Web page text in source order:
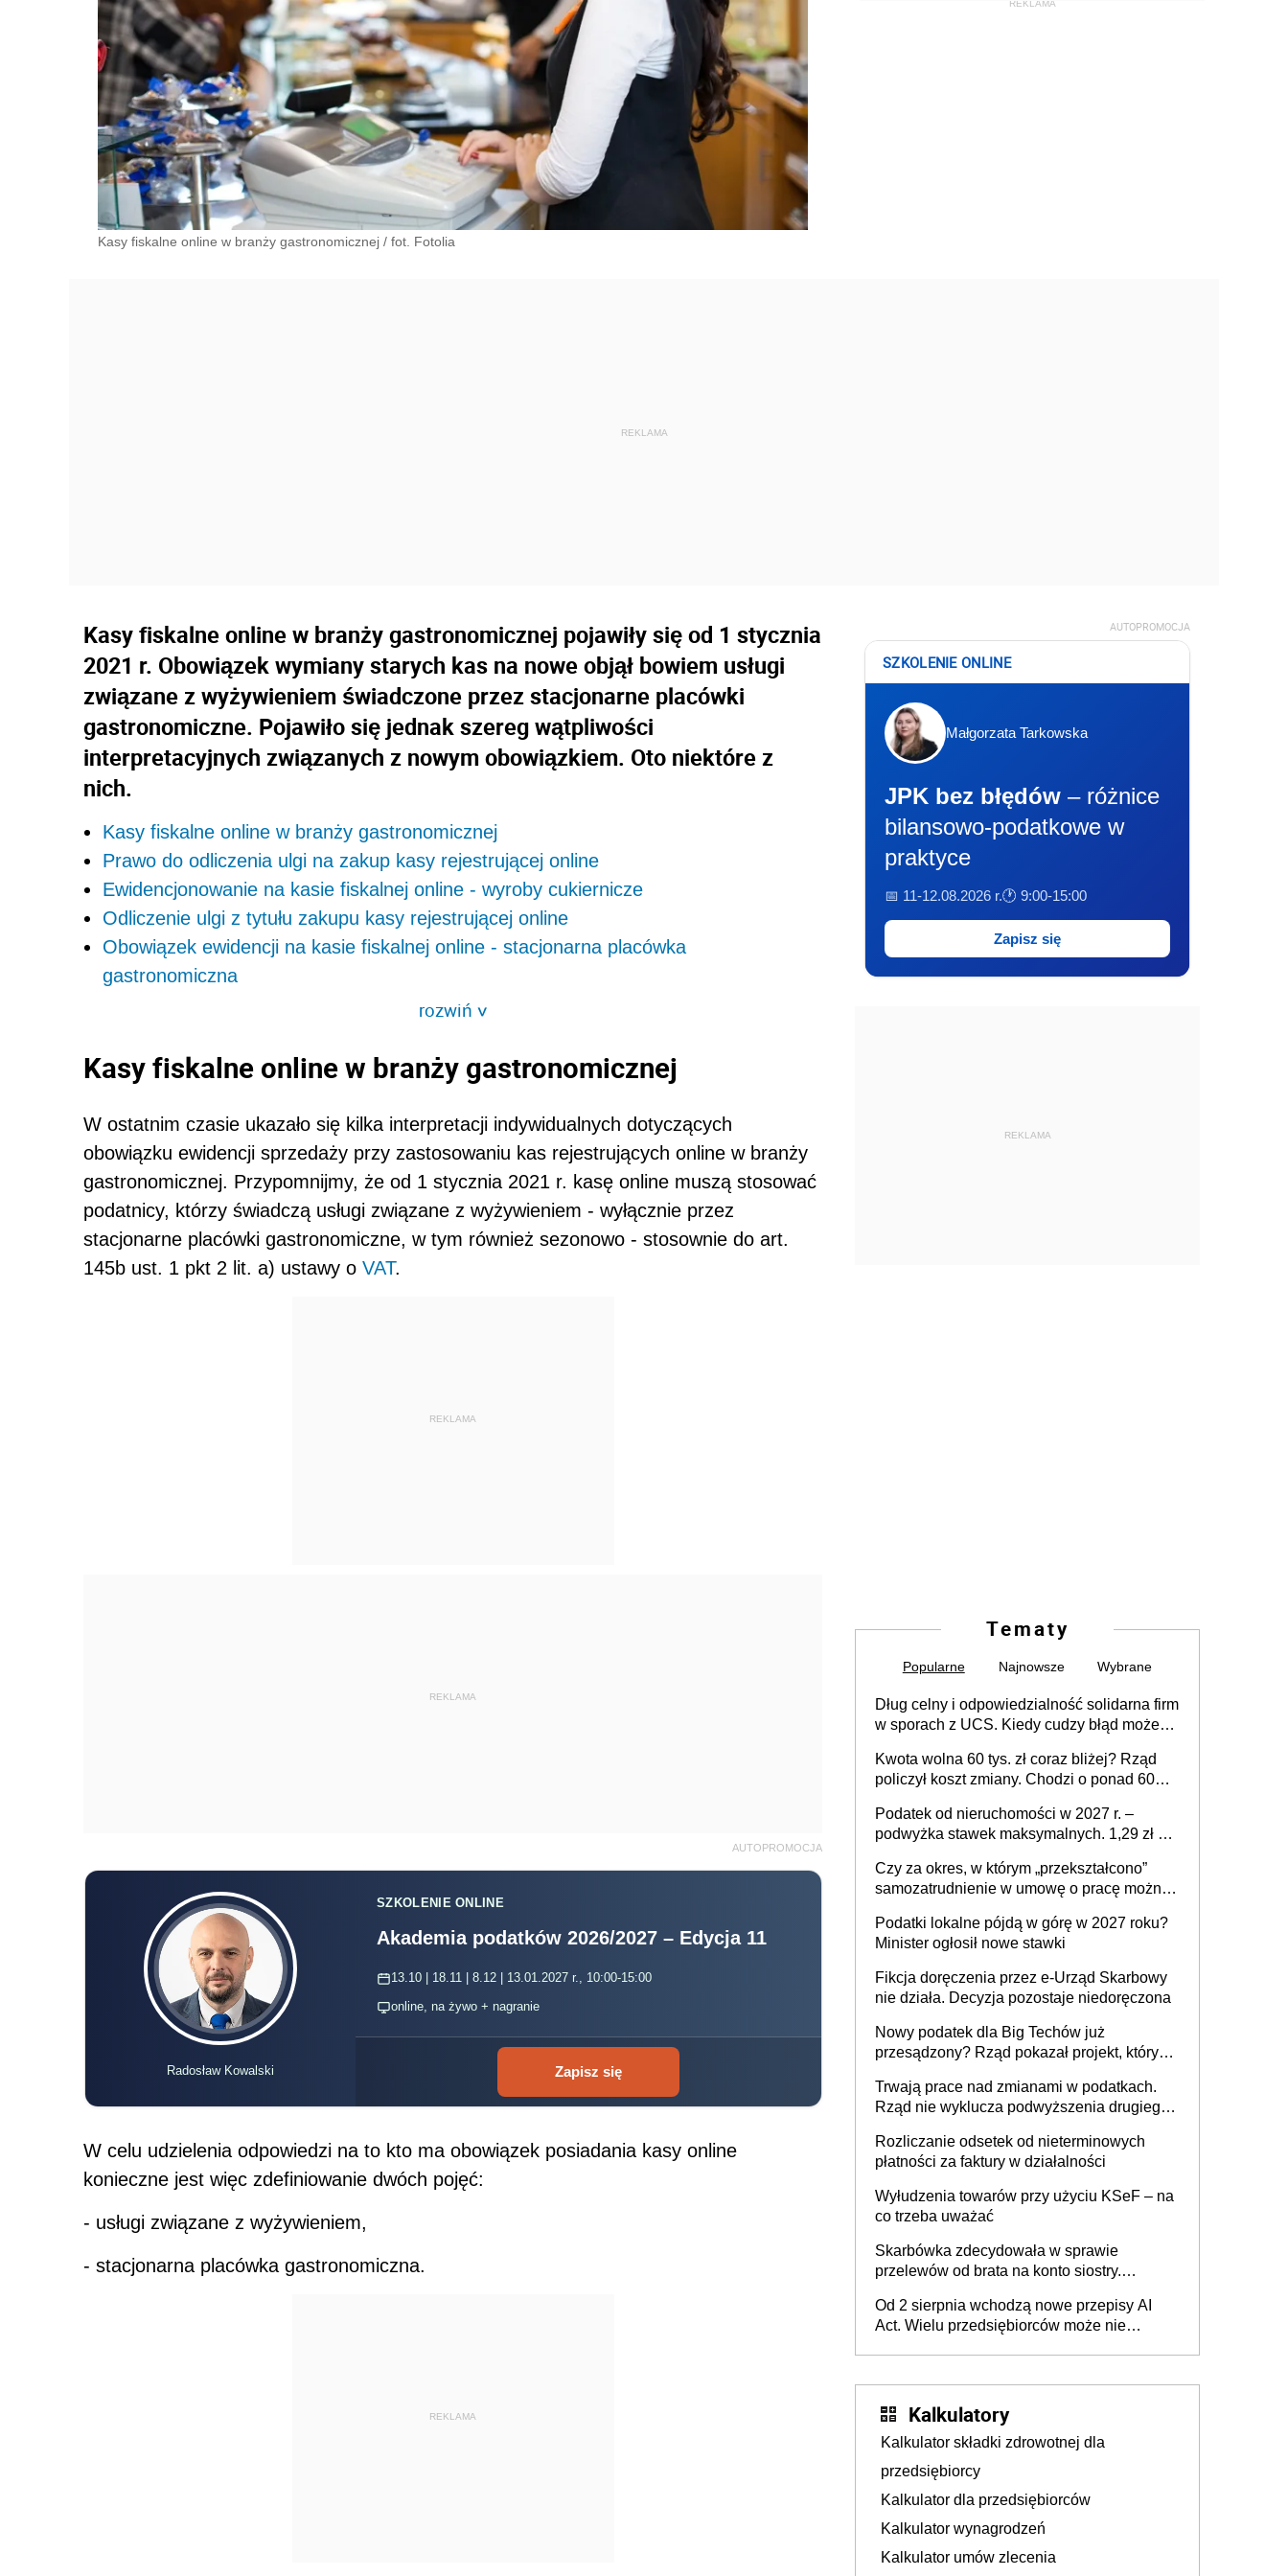
Kasy fiskalne online w branży gastronomicznej / fot. Fotolia
Kasy fiskalne online w branży gastronomicznej pojawiły się od 1 stycznia
2021 r. Obowiązek wymiany starych kas na nowe objął bowiem usługi
związane z wyżywieniem świadczone przez stacjonarne placówki
gastronomiczne. Pojawiło się jednak szereg wątpliwości
interpretacyjnych związanych z nowym obowiązkiem. Oto niektóre z
nich.
Kasy fiskalne online w branży gastronomicznej
Prawo do odliczenia ulgi na zakup kasy rejestrującej online
Ewidencjonowanie na kasie fiskalnej online - wyroby cukiernicze
Odliczenie ulgi z tytułu zakupu kasy rejestrującej online
Obowiązek ewidencji na kasie fiskalnej online - stacjonarna placówka
gastronomiczna
rozwiń>
Kasy fiskalne online w branży gastronomicznej
W ostatnim czasie ukazało się kilka interpretacji indywidualnych dotyczących
obowiązku ewidencji sprzedaży przy zastosowaniu kas rejestrujących online w branży
gastronomicznej. Przypomnijmy, że od 1 stycznia 2021 r. kasę online muszą stosować
podatnicy, którzy świadczą usługi związane z wyżywieniem - wyłącznie przez
stacjonarne placówki gastronomiczne, w tym również sezonowo - stosownie do art.
145b ust. 1 pkt 2 lit. a) ustawy o VAT.
REKLAMA
REKLAMA
AUTOPROMOCJA
Radosław Kowalski
SZKOLENIE ONLINE
Akademia podatków 2026/2027 – Edycja 11
13.10 | 18.11 | 8.12 | 13.01.2027 r., 10:00-15:00
online, na żywo + nagranie
Zapisz się
W celu udzielenia odpowiedzi na to kto ma obowiązek posiadania kasy online
konieczne jest więc zdefiniowanie dwóch pojęć:
- usługi związane z wyżywieniem,
- stacjonarna placówka gastronomiczna.
REKLAMA
AUTOPROMOCJA
SZKOLENIE ONLINE
Małgorzata Tarkowska
JPK bez błędów – różnice
bilansowo-podatkowe w
praktyce
📅 11-12.08.2026 r.🕐 9:00-15:00
Zapisz się
REKLAMA
Tematy
Popularne Najnowsze Wybrane
Dług celny i odpowiedzialność solidarna firm
w sporach z UCS. Kiedy cudzy błąd może
Kwota wolna 60 tys. zł coraz bliżej? Rząd
policzył koszt zmiany. Chodzi o ponad 60
Podatek od nieruchomości w 2027 r. –
podwyżka stawek maksymalnych. 1,29 zł za
budynków i lokali związanych z
prowadzeniem działalności gospodarczej
Czy za okres, w którym „przekształcono”
samozatrudnienie w umowę o pracę można
umowy cywilnoprawnej jedynym
racjonalnym wyjściem
Podatki lokalne pójdą w górę w 2027 roku?
Minister ogłosił nowe stawki
Fikcja doręczenia przez e-Urząd Skarbowy
nie działa. Decyzja pozostaje niedoręczona
Nowy podatek dla Big Techów już
przesądzony? Rząd pokazał projekt, który
Trwają prace nad zmianami w podatkach.
Rząd nie wyklucza podwyższenia drugiego
Rozliczanie odsetek od nieterminowych
płatności za faktury w działalności
Wyłudzenia towarów przy użyciu KSeF – na
co trzeba uważać
Skarbówka zdecydowała w sprawie
przelewów od brata na konto siostry.
darowizna, ale podatku jednak nie będzie
Od 2 sierpnia wchodzą nowe przepisy AI
Act. Wielu przedsiębiorców może nie
Kalkulatory
Kalkulator składki zdrowotnej dla
przedsiębiorcy
Kalkulator dla przedsiębiorców
Kalkulator wynagrodzeń
Kalkulator umów zlecenia